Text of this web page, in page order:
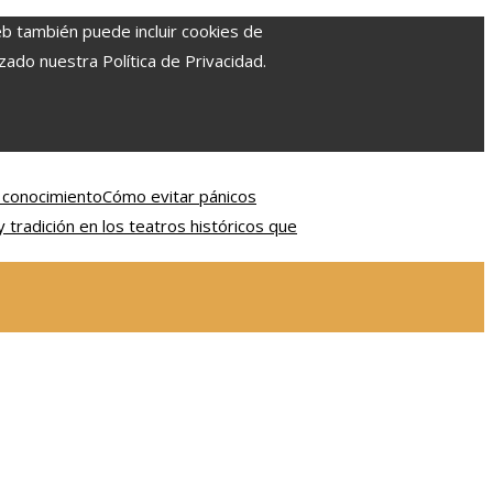
también puede incluir cookies de
nuestra Política de Privacidad.
Cómo evitar pánicos
tradición en los teatros históricos que